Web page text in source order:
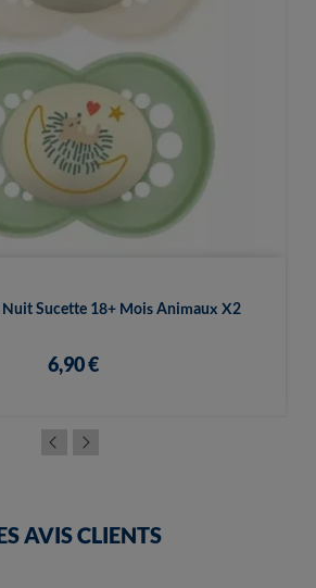
Sucette 18+ Mois Animaux X2
6,90 €
AVIS CLIENTS